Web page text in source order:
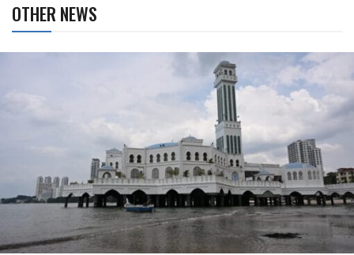
OTHER NEWS